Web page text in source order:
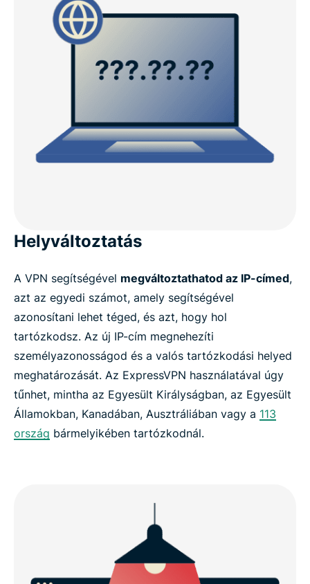
Helyváltoztatás
A VPN segítségével megváltoztathatod az IP-címed,
azt az egyedi számot, amely segítségével
azonosítani lehet téged, és azt, hogy hol
tartózkodsz. Az új IP-cím megnehezíti
személyazonosságod és a valós tartózkodási helyed
meghatározását. Az ExpressVPN használatával úgy
tűnhet, mintha az Egyesült Királyságban, az Egyesült
Államokban, Kanadában, Ausztráliában vagy a 113
ország bármelyikében tartózkodnál.